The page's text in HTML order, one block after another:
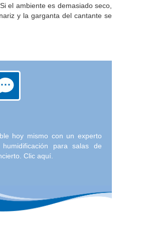
el ambiente es demasiado seco,
y la garganta del cantante se
hoy mismo con un experto
humidificación para salas de
Clic aquí.